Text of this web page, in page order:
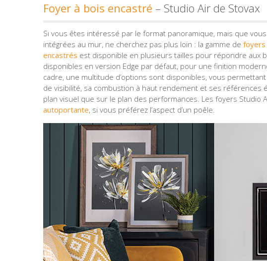
Foyer à bois encastré – Studio Air de Stovax
Si vous êtes intéressé par le format panoramique, mais que
intégrées au mur, ne cherchez pas plus loin : la gamme de foyers
encastrés est disponible en plusieurs tailles pour répondre aux
disponibles en version Edge par défaut, pour une finition
cadre, une multitude d’options sont disponibles, vous
de visibilité, sa combustion à haut rendement et ses références
plan visuel que sur le plan des performances. Les foyers Studio
autoportante, si vous préférez l’aspect d’un poêle.